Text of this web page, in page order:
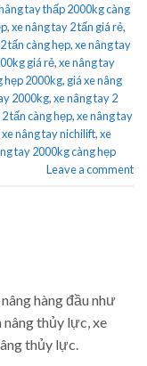
tay thấp 2000kg càng
,xe nâng tay 2 tấn giá rẻ,
tấn càng hẹp,xe nâng tay
giá rẻ,xe nâng tay
hẹp 2000kg, giá xe nâng
2000kg,xe nâng tay 2
tấn càng hẹp,xe nâng tay
xe nâng tay nichilift,xe
tay 2000kg càng hẹp
Leave a comment
hàng đầu như
nâng thủy lực, xe
thủy lực.